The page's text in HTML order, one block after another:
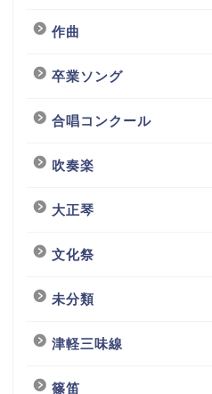
作曲
卒業ソング
合唱コンクール
吹奏楽
大正琴
文化祭
未分類
津軽三味線
篠笛